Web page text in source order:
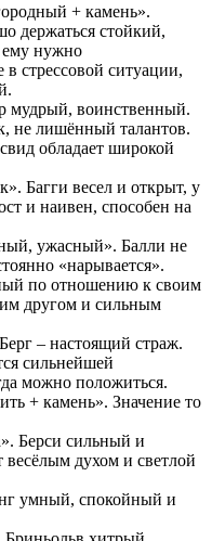
+ камень».
держаться стойкий,
ему нужно
в стрессовой ситуации,
мудрый, воинственный.
не лишённый талантов.
обладает широкой
Багги весел и открыт, у
и наивен, способен на
ужасный». Балли не
«нарывается».
по отношению к своим
другом и сильным
– настоящий страж.
сильнейшей
можно положиться.
+ камень». Значение то
Берси сильный и
весёлым духом и светлой
умный, спокойный и